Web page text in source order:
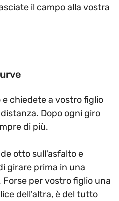
il campo alla vostra
chiedete a vostro figlio
Dopo ogni giro
di più.
otto sull'asfalto e
girare prima in una
Forse per vostro figlio una
dell'altra, è del tutto